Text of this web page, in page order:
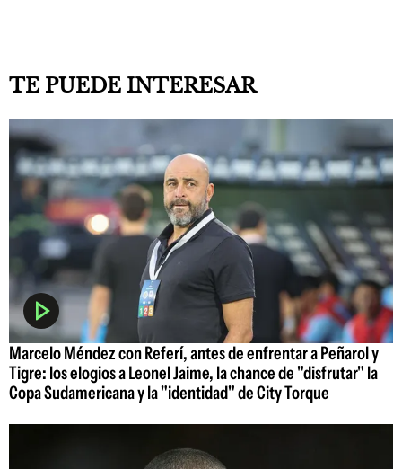
TE PUEDE INTERESAR
Marcelo Méndez con Referí, antes de enfrentar a Peñarol y
Tigre: los elogios a Leonel Jaime, la chance de "disfrutar" la
Copa Sudamericana y la "identidad" de City Torque